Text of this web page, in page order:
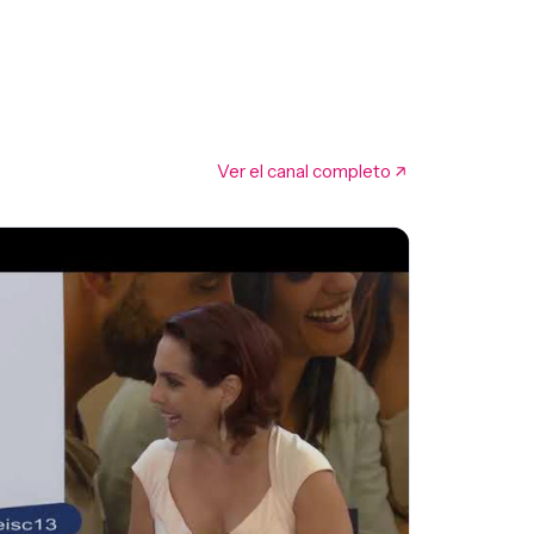
Ver el canal completo